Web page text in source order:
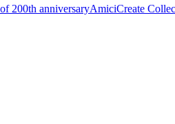
200th anniversaryAmiciCreate